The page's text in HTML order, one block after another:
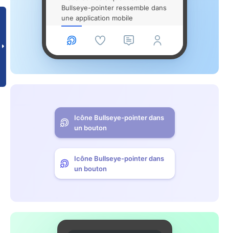
Bullseye-pointer ressemble dans
une application mobile
Icône Bullseye-pointer dans
un bouton
Icône Bullseye-pointer dans
un bouton